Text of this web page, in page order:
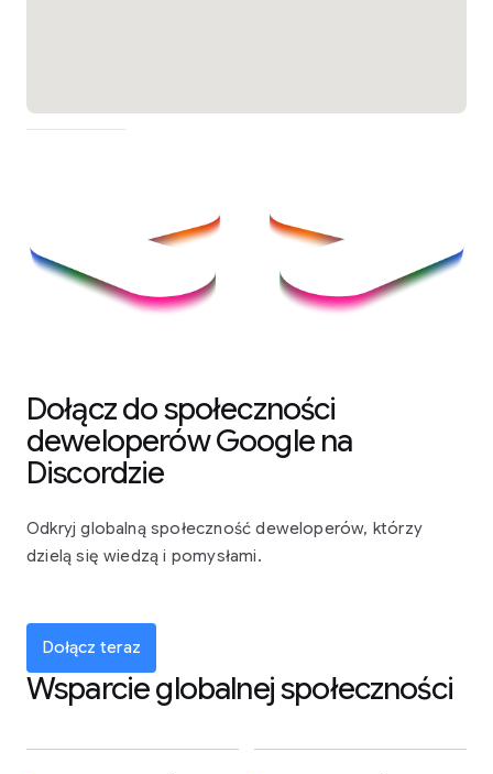
Dołącz do społeczności
deweloperów Google na
Discordzie
Odkryj globalną społeczność deweloperów, którzy
dzielą się wiedzą i pomysłami.
Dołącz teraz
Wsparcie globalnej społeczności